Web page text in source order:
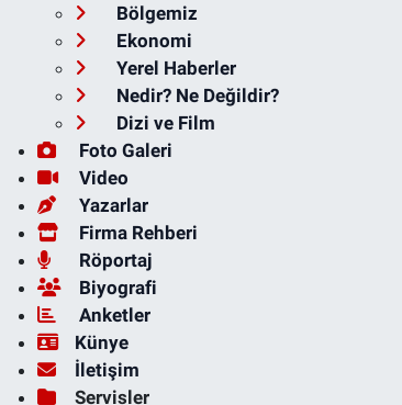
Bölgemiz
Ekonomi
Yerel Haberler
Nedir? Ne Değildir?
Dizi ve Film
Foto Galeri
Video
Yazarlar
Firma Rehberi
Röportaj
Biyografi
Anketler
Künye
İletişim
Servisler